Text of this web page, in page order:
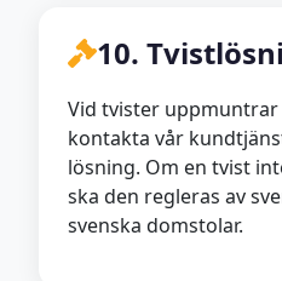
10.
Vid tvister
kontakta vår
lösning. Om en tvist
ska den regleras av
svenska domstolar.